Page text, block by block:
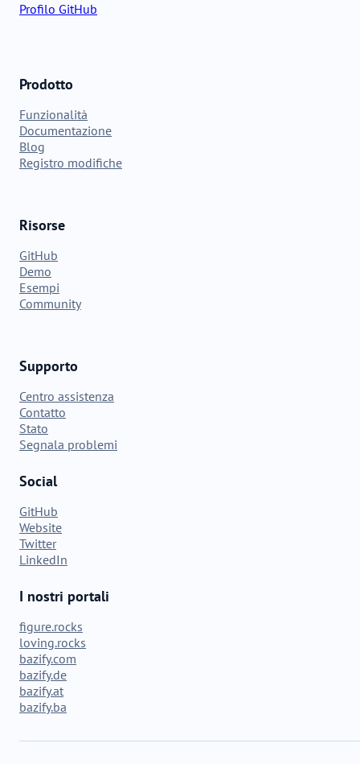
Profilo GitHub
Prodotto
Funzionalità
Documentazione
Blog
Registro modifiche
Risorse
GitHub
Demo
Esempi
Community
Supporto
Centro assistenza
Contatto
Stato
Segnala problemi
Social
GitHub
Website
Twitter
LinkedIn
I nostri portali
figure.rocks
loving.rocks
bazify.com
bazify.de
bazify.at
bazify.ba